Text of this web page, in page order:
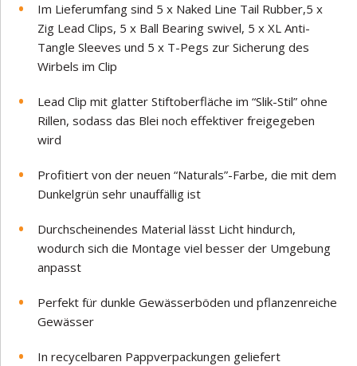
Im Lieferumfang sind 5 x Naked Line Tail Rubber,5 x
Zig Lead Clips, 5 x Ball Bearing swivel, 5 x XL Anti-
Tangle Sleeves und 5 x T-Pegs zur Sicherung des
Wirbels im Clip
Lead Clip mit glatter Stiftoberfläche im “Slik-Stil” ohne
Rillen, sodass das Blei noch effektiver freigegeben
wird
Profitiert von der neuen “Naturals”-Farbe, die mit dem
Dunkelgrün sehr unauffällig ist
Durchscheinendes Material lässt Licht hindurch,
wodurch sich die Montage viel besser der Umgebung
anpasst
Perfekt für dunkle Gewässerböden und pflanzenreiche
Gewässer
In recycelbaren Pappverpackungen geliefert